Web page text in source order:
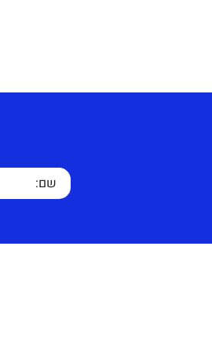
ומרחק
כורסת/
מראה
רגליים
לכורסא